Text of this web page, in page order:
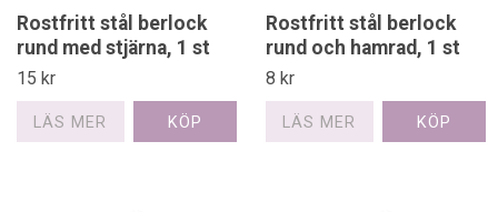
Rostfritt stål berlock
rund med stjärna, 1 st
15 kr
LÄS MER
Rostfritt stål berlock
rund och hamrad, 1 st
8 kr
LÄS MER